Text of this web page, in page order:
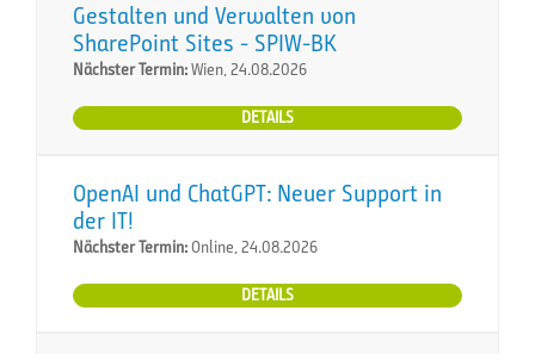
Gestalten und Verwalten von
SharePoint Sites - SPIW-BK
Nächster Termin:Wien, 24.08.2026
DETAILS
OpenAI und ChatGPT: Neuer Support in
der IT!
Nächster Termin:Online, 24.08.2026
DETAILS